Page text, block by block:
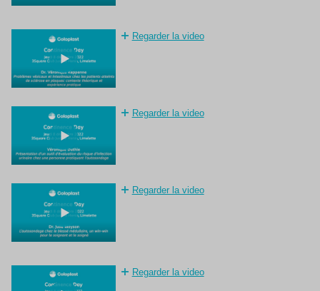
Regarder la video
Regarder la video
Regarder la video
Regarder la video